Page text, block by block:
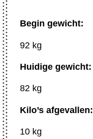
Begin gewicht:
92 kg
Huidige gewicht:
82 kg
Kilo’s afgevallen:
10 kg